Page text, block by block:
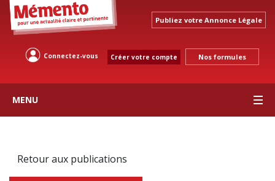
Publiez votre Annonce Légale
Connectez-vous Créer votre compte Nos formules
MENU
Retour aux publications